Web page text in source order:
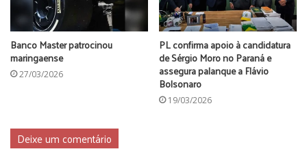
Banco Master patrocinou
maringaense
27/03/2026
PL confirma apoio à candidatura
de Sérgio Moro no Paraná e
assegura palanque a Flávio
Bolsonaro
19/03/2026
Deixe um comentário